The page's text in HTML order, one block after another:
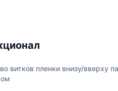
витков пленки внизу/вверху